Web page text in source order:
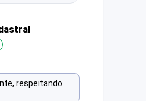
respeitando